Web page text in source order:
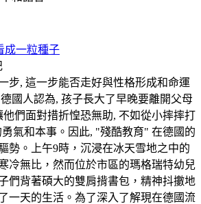
成一粒種子
步, 這一步能否走好與性格形成和命運
國人認為, 孩子長大了早晚要離開父母
他們面對措折惶恐無助, 不如從小摔摔打
氣和本事。因此, "殘酷教育" 在德國的
勢。上午9時，沉浸在冰天雪地之中的
冷無比，然而位於市區的瑪格瑞特幼兒
們背著碩大的雙肩揹書包，精神抖擻地
一天的生活。為了深入了解現在德國流